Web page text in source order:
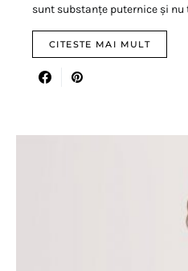
sunt substanțe puternice și
CITESTE MAI MULT